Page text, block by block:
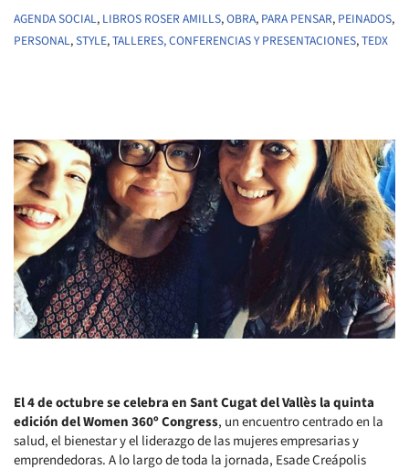
AGENDA SOCIAL, LIBROS ROSER AMILLS,OBRA, PARA PENSAR, PEINADOS,
PERSONAL,STYLE,TALLERES, CONFERENCIAS Y PRESENTACIONES,TEDX
El 4 de octubre se celebra en Sant Cugat del Vallès la quinta
edición del Women 360º Congress, un encuentro centrado en la
salud, el bienestar y el liderazgo de las mujeres empresarias y
emprendedoras. A lo largo de toda la jornada, Esade Creápolis